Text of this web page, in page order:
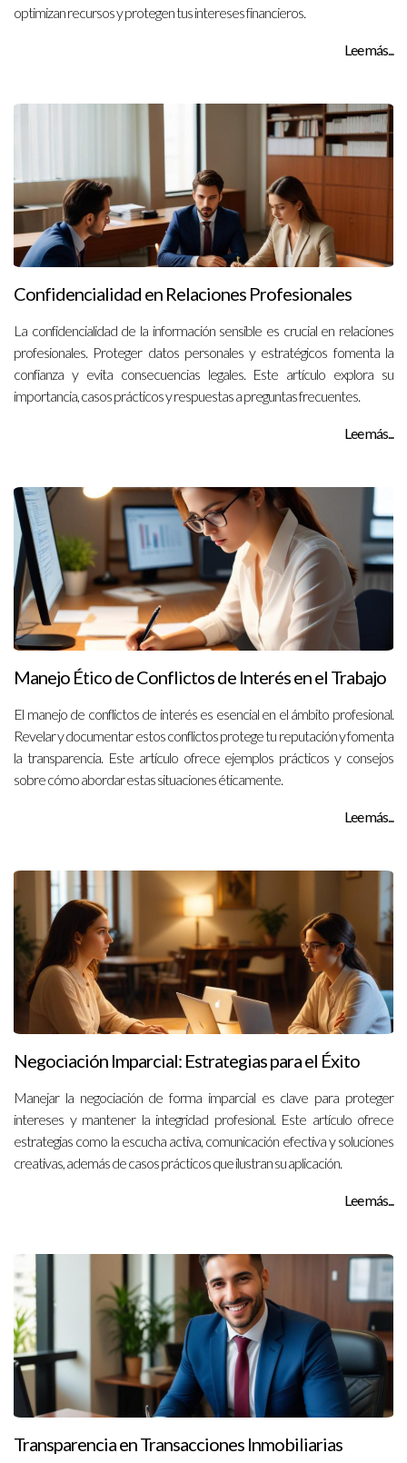
optimizan recursos y protegen tus intereses financieros.
Lee más...
Confidencialidad en Relaciones Profesionales
La confidencialidad de la información sensible es crucial en relaciones
profesionales. Proteger datos personales y estratégicos fomenta la
confianza y evita consecuencias legales. Este artículo explora su
importancia, casos prácticos y respuestas a preguntas frecuentes.
Lee más...
Manejo Ético de Conflictos de Interés en el Trabajo
El manejo de conflictos de interés es esencial en el ámbito profesional.
Revelar y documentar estos conflictos protege tu reputación y fomenta
la transparencia. Este artículo ofrece ejemplos prácticos y consejos
sobre cómo abordar estas situaciones éticamente.
Lee más...
Negociación Imparcial: Estrategias para el Éxito
Manejar la negociación de forma imparcial es clave para proteger
intereses y mantener la integridad profesional. Este artículo ofrece
estrategias como la escucha activa, comunicación efectiva y soluciones
creativas, además de casos prácticos que ilustran su aplicación.
Lee más...
Transparencia en Transacciones Inmobiliarias